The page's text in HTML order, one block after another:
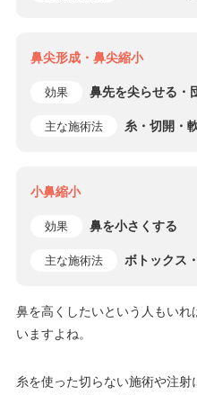
鼻尖形成・鼻尖縮小
効果 鼻先を尖らせる・
主な施術法 糸・切開・
小鼻縮小
効果 鼻を小さくする
主な施術法 ボトックス
鼻を高くしたいという人もい
いますよね。
糸を使った切らない施術や注